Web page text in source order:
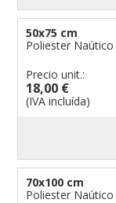
50x75 cm
Poliester Naútico
Precio unit.:
18,00 €
(IVA incluída)
70x100 cm
Poliester Naútico